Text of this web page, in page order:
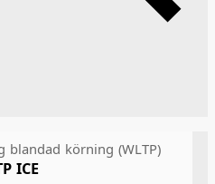
blandad körning (WLTP)
ICE